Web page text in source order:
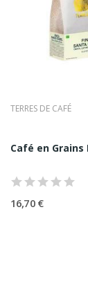
On
l’extraction
Terres de
Cafés de
Dans
lots plus
excellence
proposant
TERRES DE CAFÉ
Café en
16,70 €